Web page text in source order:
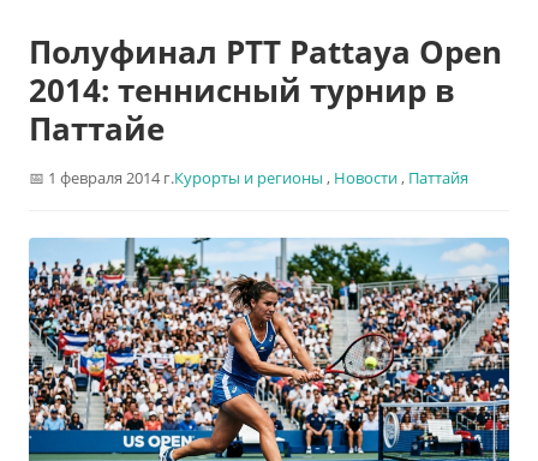
Полуфинал PTT Pattaya Open
2014: теннисный турнир в
Паттайе
1 февраля 2014 г.Курорты и регионы , Новости, Паттайя